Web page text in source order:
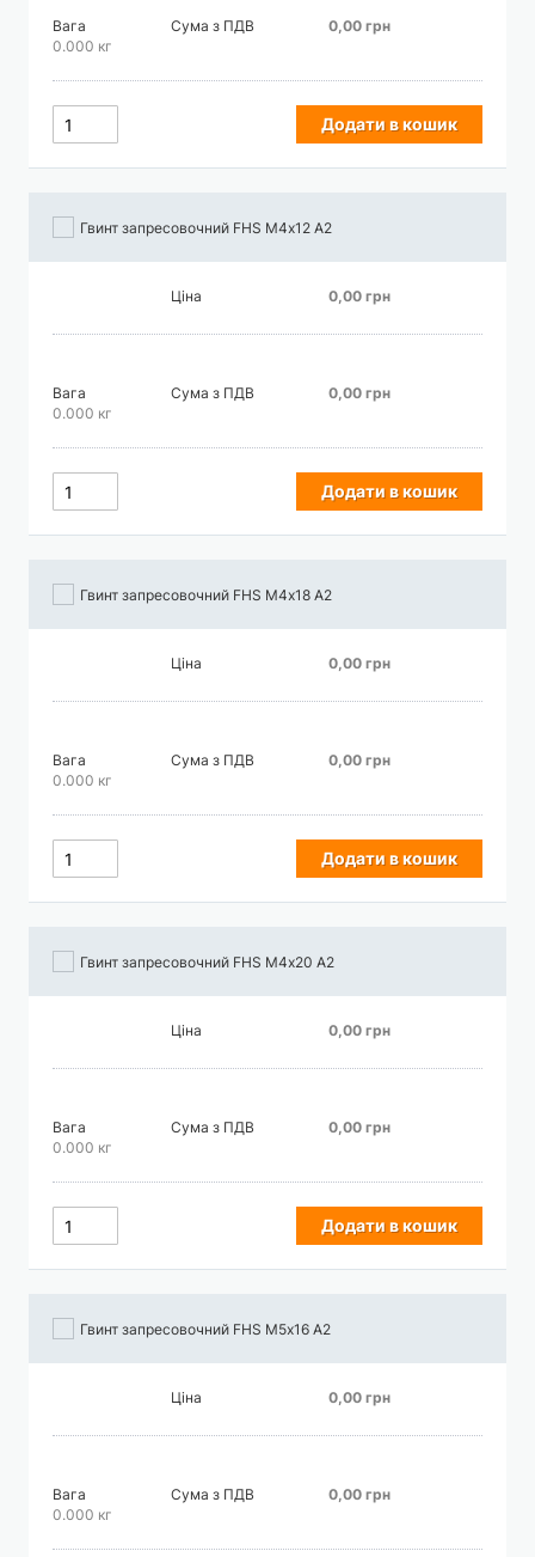
Вага
0.000 кг
Сума з ПДВ 0,00 грн
Додати в кошик
Гвинт запресовочний FHS М4х12 А2
Ціна 0,00 грн
Вага
0.000 кг
Сума з ПДВ 0,00 грн
Додати в кошик
Гвинт запресовочний FHS М4х18 А2
Ціна 0,00 грн
Вага
0.000 кг
Сума з ПДВ 0,00 грн
Додати в кошик
Гвинт запресовочний FHS М4х20 А2
Ціна 0,00 грн
Вага
0.000 кг
Сума з ПДВ 0,00 грн
Додати в кошик
Гвинт запресовочний FHS М5х16 А2
Ціна 0,00 грн
Вага
0.000 кг
Сума з ПДВ 0,00 грн